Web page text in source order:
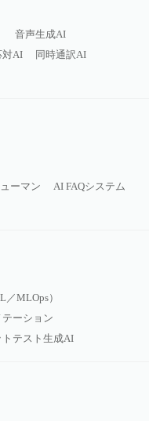
音声生成AI
対AI
同時通訳AI
ーマン
AI FAQシステム
MLOps）
ーション
テスト生成AI